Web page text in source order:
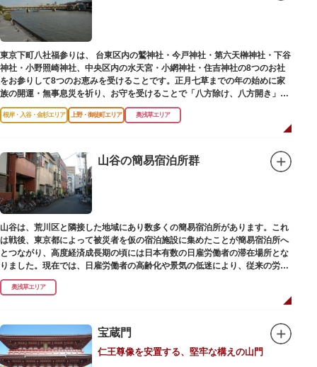
東京下町八社福参りは、 台東区内の鷲神社・今戸神社・第六天榊神社・下谷
神社・小野照崎神社、中央区内の水天宮・小網神社・住吉神社の8つのお社
をお参りして8つのお恵みを受けることです。正月七草までの年の始めに家
族の開運・無事息災を祈り、お守を受けることで「八方除け、八方開き」に
も通じます。
根岸・入谷・金杉エリア 上野・御徒町エリア 奥浅草エリア
山谷の簡易宿泊所群
山谷は、荒川区と隣接した地域にあり数多くの簡易宿泊所があります。これ
は戦後、東京都によって被災者を仮の宿泊施設に集めたことが簡易宿泊所へ
とつながり、高度経済成長期の頃には日本有数の日雇労働者の滞在場所とな
りました。現在では、日雇労働者の高齢化や景気の低迷により、従来の労働
者に代わって、外国人の利用が増えています。
奥浅草エリア
宝蔵門
仁王尊像を安置する、堅牢な構えの山門